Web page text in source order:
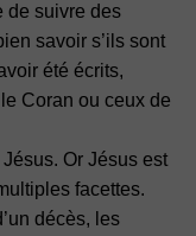
de suivre des
savoir s’ils sont
été écrits,
Coran ou ceux de
Or Jésus est
facettes.
décès, les